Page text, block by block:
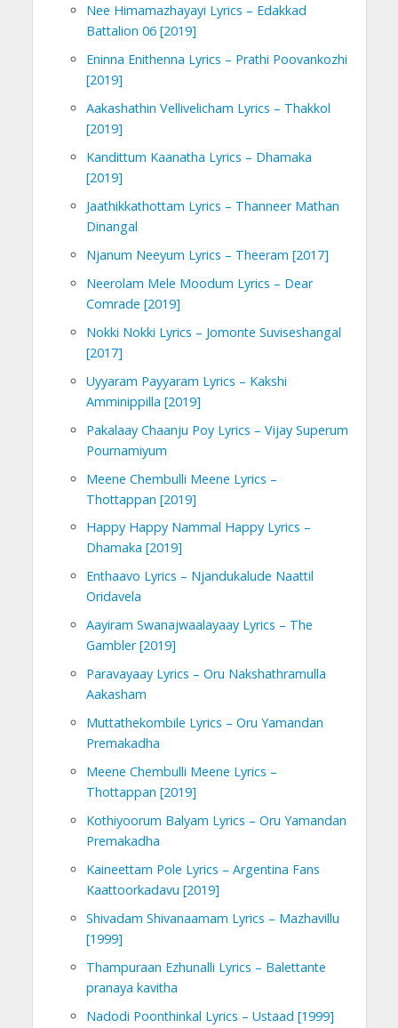
Nee Himamazhayayi Lyrics – Edakkad
Battalion 06 [2019]
Eninna Enithenna Lyrics – Prathi Poovankozhi
[2019]
Aakashathin Vellivelicham Lyrics – Thakkol
[2019]
Kandittum Kaanatha Lyrics – Dhamaka
[2019]
Jaathikkathottam Lyrics – Thanneer Mathan
Dinangal
Njanum Neeyum Lyrics – Theeram [2017]
Neerolam Mele Moodum Lyrics – Dear
Comrade [2019]
Nokki Nokki Lyrics – Jomonte Suviseshangal
[2017]
Uyyaram Payyaram Lyrics – Kakshi
Amminippilla [2019]
Pakalaay Chaanju Poy Lyrics – Vijay Superum
Pournamiyum
Meene Chembulli Meene Lyrics –
Thottappan [2019]
Happy Happy Nammal Happy Lyrics –
Dhamaka [2019]
Enthaavo Lyrics – Njandukalude Naattil
Oridavela
Aayiram Swanajwaalayaay Lyrics – The
Gambler [2019]
Paravayaay Lyrics – Oru Nakshathramulla
Aakasham
Muttathekombile Lyrics – Oru Yamandan
Premakadha
Meene Chembulli Meene Lyrics –
Thottappan [2019]
Kothiyoorum Balyam Lyrics – Oru Yamandan
Premakadha
Kaineettam Pole Lyrics – Argentina Fans
Kaattoorkadavu [2019]
Shivadam Shivanaamam Lyrics – Mazhavillu
[1999]
Thampuraan Ezhunalli Lyrics – Balettante
pranaya kavitha
Nadodi Poonthinkal Lyrics – Ustaad [1999]